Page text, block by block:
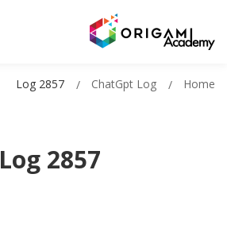
Log 2857
Home
ChatGpt Log
Log 2857